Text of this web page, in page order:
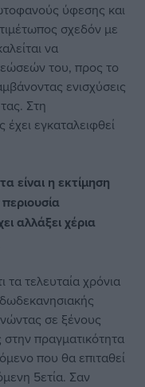
ύφεσης και
σχεδόν με
να
του, προς το
ενισχύσεις
Στη
έχει εγκαταλειφθεί
είναι η εκτίμηση
αλλάξει χέρια
τα τελευταία χρόνια
σε ξένους
στην πραγματικότητα
που θα επιταθεί
5ετία. Σαν